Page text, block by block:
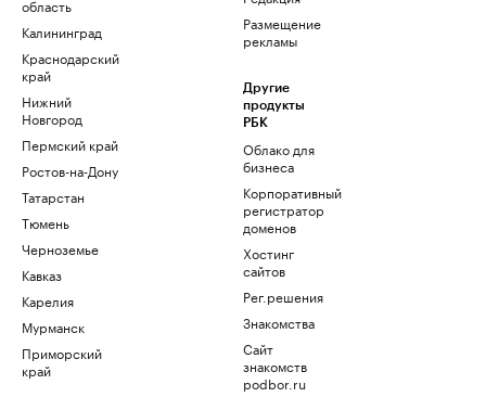
область
Калининград
Краснодарский
край
Нижний
Новгород
Пермский край
Ростов-на-Дону
Татарстан
Тюмень
Черноземье
Кавказ
Карелия
Мурманск
Приморский
край
Размещение
рекламы
Другие
продукты
РБК
Облако для
бизнеса
Корпоративный
регистратор
доменов
Хостинг
сайтов
Рег.решения
Знакомства
Сайт
знакомств
podbor.ru